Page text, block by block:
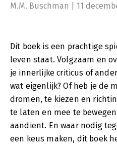
M.M. Buschman | 11
Dit boek is een prachtige
leven staat. Volgzaam en
je innerlijke criticus of
wat eigenlijk? Of heb je de
dromen, te kiezen en
te laten en mee te
aandient. En waar nodig
een keus maken, dit boek